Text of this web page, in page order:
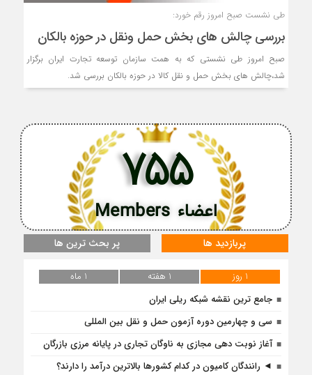
طی نشست صبح امروز رقم خورد:
بررسی چالش های بخش حمل ونقل در حوزه بالکان
صبح امروز طی نشستی که به همت سازمان توسعه تجارت ایران برگزار
شد،چالش های بخش حمل و نقل کالا در حوزه بالکان بررسی شد.
اعضاء Members
755
پربازدید ها پر بحث ترین ها
1 روز 1 هفته
1 ماه
جامع ترین نقشه شبکه ریلی ایران
سی و چهارمین دوره آزمون حمل و نقل بین المللی
آغاز نوبت دهی مجازی به ناوگان تجاری در پایانه مرزی بازرگان
◄ رانندگان کامیون در کدام کشورها بالاترین درآمد را دارند؟